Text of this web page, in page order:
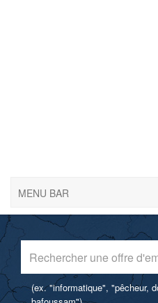
MENU BAR
(ex. "informatique", "pêcheur,